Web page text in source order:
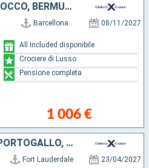
MAIORCA, SPAGNA, MAROCCO, BERMUDA, STATI UNITI
Barcellona 08/11/2027
1 006 €
All Included disponibile
Crociere di Lusso
Pensione completa
STATI UNITI, BERMUDA, PORTOGALLO, PAESI BASSI
Fort Lauderdale 23/04/2027